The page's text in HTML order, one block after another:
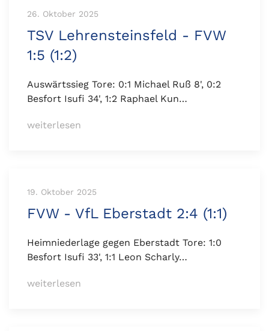
26. Oktober 2025
TSV Lehrensteinsfeld - FVW
1:5 (1:2)
Auswärtssieg Tore: 0:1 Michael Ruß 8', 0:2
Besfort Isufi 34', 1:2 Raphael Kun…
weiterlesen
19. Oktober 2025
FVW - VfL Eberstadt 2:4 (1:1)
Heimniederlage gegen Eberstadt Tore: 1:0
Besfort Isufi 33', 1:1 Leon Scharly…
weiterlesen